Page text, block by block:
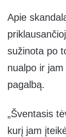
Apie
sužinota po
nualpo ir
pagalbą.
„Šventasis
kurį jam